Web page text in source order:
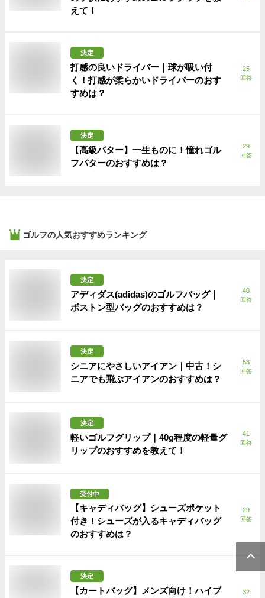
えて！
決定
打感の良いドライバー｜球が吸い付
く！打感が柔らかいドライバーのおす
すめは？
25
回答
決定
【高級パター】一生ものに！憧れゴル
フパターのおすすめは？
29
回答
ゴルフの人気おすすめランキング
決定
アディダス(adidas)のゴルフバッグ｜
ボストン型バッグのおすすめは？
40
回答
決定
シニアにやさしいアイアン｜中古！シ
ニアでも飛ぶアイアンのおすすめは？
53
回答
決定
軽いゴルフグリップ｜40g程度の軽量グ
リップのおすすめを教えて！
41
回答
受付中
【キャディバッグ】シューズポケット
付き！シューズが入るキャディバッグ
のおすすめは？
29
回答
決定
【カートバッグ】メンズ向け！ハイブ 32